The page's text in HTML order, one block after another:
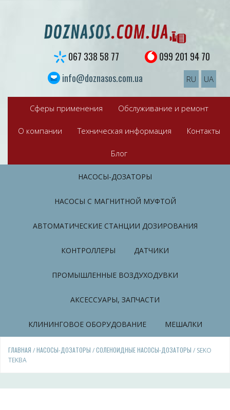
067 338 58 77
099 201 94 70
info@doznasos.com.ua
RU UA
Сферы применения Обслуживание и ремонт
О компании Техническая информация Контакты
Блог
НАСОСЫ-ДОЗАТОРЫ
НАСОСЫ С МАГНИТНОЙ МУФТОЙ
АВТОМАТИЧЕСКИЕ СТАНЦИИ ДОЗИРОВАНИЯ
КОНТРОЛЛЕРЫ ДАТЧИКИ
ПРОМЫШЛЕННЫЕ ВОЗДУХОДУВКИ
АКСЕССУАРЫ, ЗАПЧАСТИ
КЛИНИНГОВОЕ ОБОРУДОВАНИЕ МЕШАЛКИ
ГЛАВНАЯ /НАСОСЫ-ДОЗАТОРЫ /СОЛЕНОИДНЫЕ НАСОСЫ-ДОЗАТОРЫ / SEKO
TEKBA